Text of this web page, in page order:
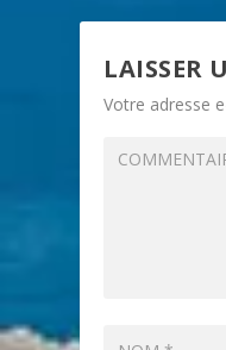
LAISSER
Votre adresse